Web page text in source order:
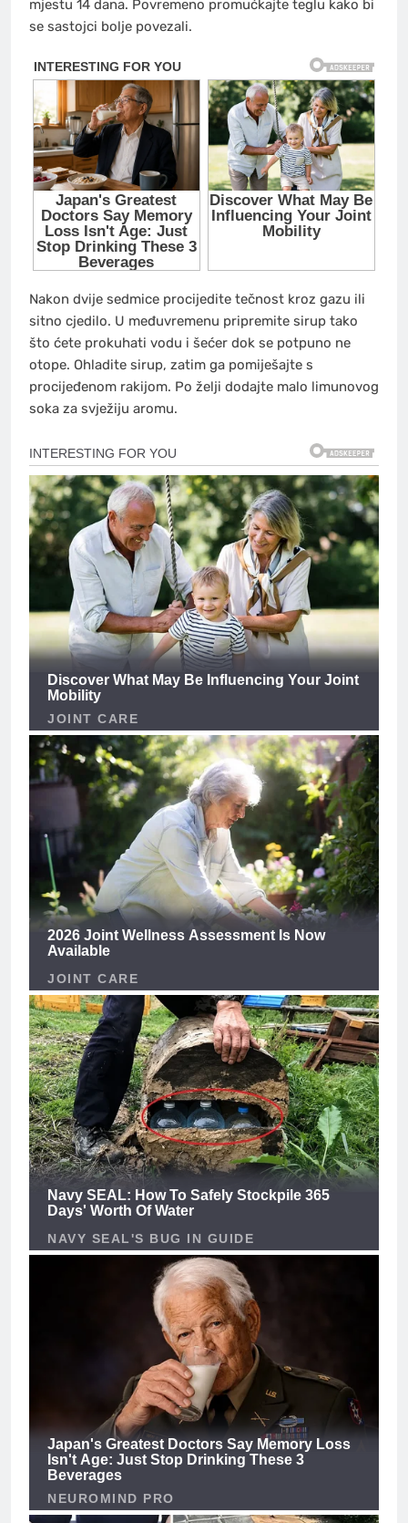
mjestu 14 dana. Povremeno promućkajte teglu kako bi
se sastojci bolje povezali.
Nakon dvije sedmice procijedite tečnost kroz gazu ili
sitno cjedilo. U međuvremenu pripremite sirup tako
što ćete prokuhati vodu i šećer dok se potpuno ne
otope. Ohladite sirup, zatim ga pomiješajte s
procijeđenom rakijom. Po želji dodajte malo limunovog
soka za svježiju aromu.